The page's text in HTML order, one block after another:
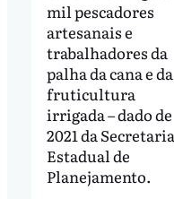
mil pescadores
artesanais e
trabalhadores da
palha da cana e da
fruticultura
irrigada – dado de
2021 da Secretaria
Estadual de
Planejamento.